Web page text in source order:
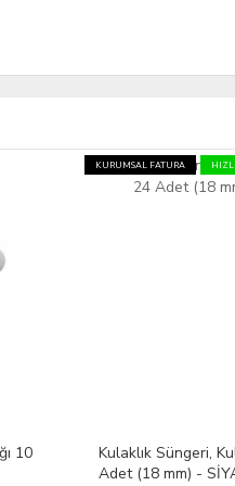
24
Kulaklık Süngeri,
Adet (18 mm) -